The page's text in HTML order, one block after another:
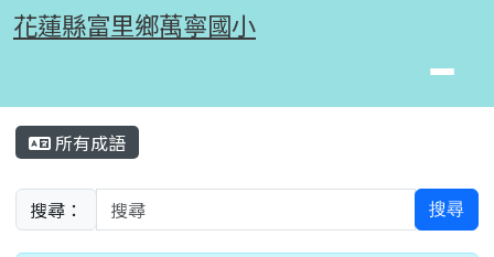
跳至主內容區
花蓮縣富里鄉萬寧國小
花蓮縣富里鄉萬寧國小
主內容區域
所有成語
搜尋： 搜尋
頁尾區域